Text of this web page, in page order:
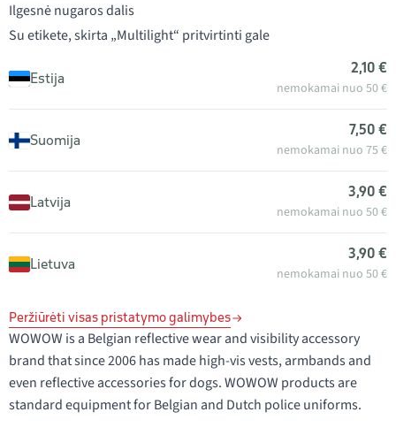
Ilgesnė nugaros dalis
Su etikete, skirta „Multilight“ pritvirtinti gale
Estija
2,10 €
nemokamai nuo 50 €
Suomija
7,50 €
nemokamai nuo 75 €
Latvija
3,90 €
nemokamai nuo 50 €
Lietuva
3,90 €
nemokamai nuo 50 €
Peržiūrėti visas pristatymo galimybes
WOWOW is a Belgian reflective wear and visibility accessory
brand that since 2006 has made high-vis vests, armbands and
even reflective accessories for dogs. WOWOW products are
standard equipment for Belgian and Dutch police uniforms.